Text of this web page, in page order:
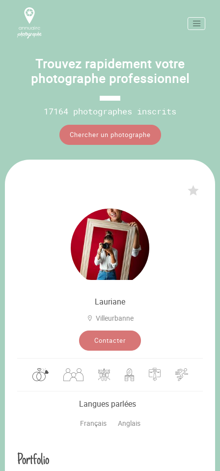
Trouvez rapidement votre
photographe professionnel
17164 photographes inscrits
Chercher un photographe
Lauriane
Villeurbanne
Contacter
Langues parlées
Français Anglais
Portfolio